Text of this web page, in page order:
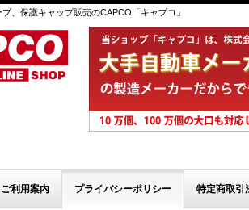
、保護キャップ販売のCAPCO「キャプコ」
ご利用案内 プライバシーポリシー 特定商取引